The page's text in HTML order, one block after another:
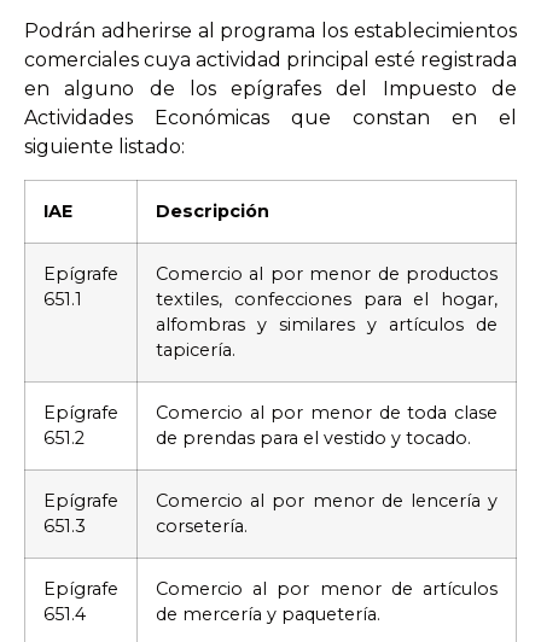
Podrán adherirse al programa los establecimientos
comerciales cuya actividad principal esté registrada
en alguno de los epígrafes del Impuesto de
Actividades Económicas que constan en el
siguiente listado:
IAE Descripción
Epígrafe
651.1
Comercio al por menor de productos
textiles, confecciones para el hogar,
alfombras y similares y artículos de
tapicería.
Epígrafe
651.2
Comercio al por menor de toda clase
de prendas para el vestido y tocado.
Epígrafe
651.3
Comercio al por menor de lencería y
corsetería.
Epígrafe
651.4
Comercio al por menor de artículos
de mercería y paquetería.